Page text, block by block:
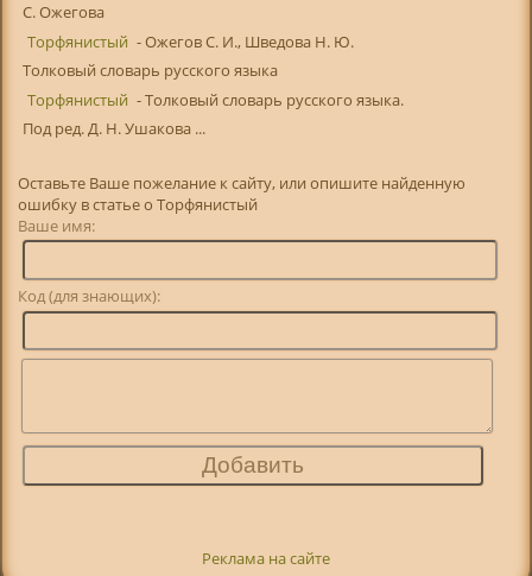
С. Ожегова
Торфянистый - Ожегов С. И., Шведова Н. Ю.
Толковый словарь русского языка
Торфянистый - Толковый словарь русского языка.
Под ред. Д. Н. Ушакова ...
Оставьте Ваше пожелание к сайту, или опишите найденную
ошибку в статье о Торфянистый
Ваше имя:
Код (для знающих):
Реклама на сайте